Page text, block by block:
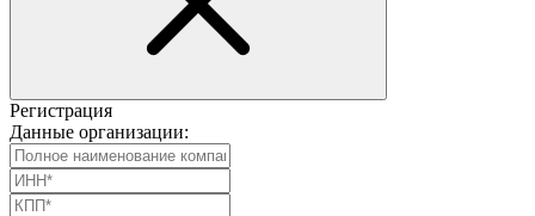
Регистрация
Данные организации: